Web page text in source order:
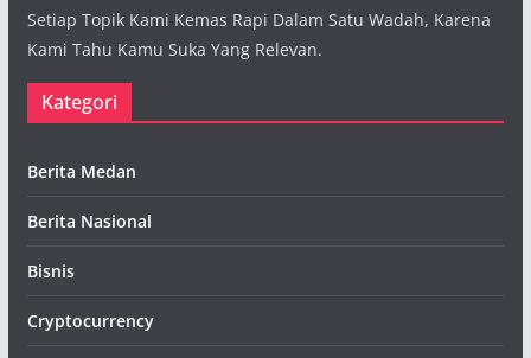
Setiap Topik Kami Kemas Rapi Dalam Satu Wadah, Karena
Kami Tahu Kamu Suka Yang Relevan.
Kategori
Berita Medan
Berita Nasional
Bisnis
Cryptocurrency